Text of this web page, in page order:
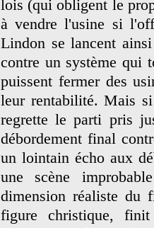
lois (qui obligent le
à vendre l'usine si
Lindon se lancent
contre un système qui
puissent fermer des
leur rentabilité. Mais
regrette le parti pris
débordement final
un lointain écho aux
une scène
dimension réaliste du
figure christique, finit